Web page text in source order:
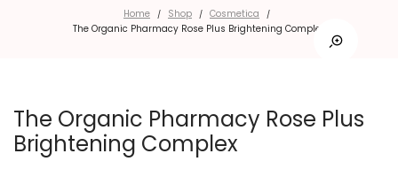
Home / Shop / Cosmetica /
The Organic Pharmacy Rose Plus Brightening Complex
The Organic Pharmacy Rose Plus
Brightening Complex